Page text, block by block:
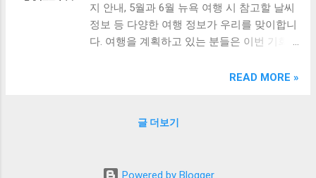
카톡채널과 마일리지 안내 5월과 6월 뉴욕 여
행 시 참고할 날씨 정보 맺음말 다낭 공항에
서의 편리한 픽업 샌딩 서비스 다낭 공항은
이곳에서는 매년 수백만 명의 여행객이 드나
리한 픽업 샌딩 서비스는 많은 여행객들에게
지 안내, 5월과 6월 뉴욕 여행 시 참고할 날씨
정보 등 다양한 여행 정보가 우리를 맞이합니
다. 여행을 계획하고 있는 분들은 이번 기회
업 샌딩 서비스는 여행을 더욱 편리하게 만들
를 통해 여행을 더욱 효율적으로 계획할 수
READ MORE »
글 더보기
Powered by Blogger